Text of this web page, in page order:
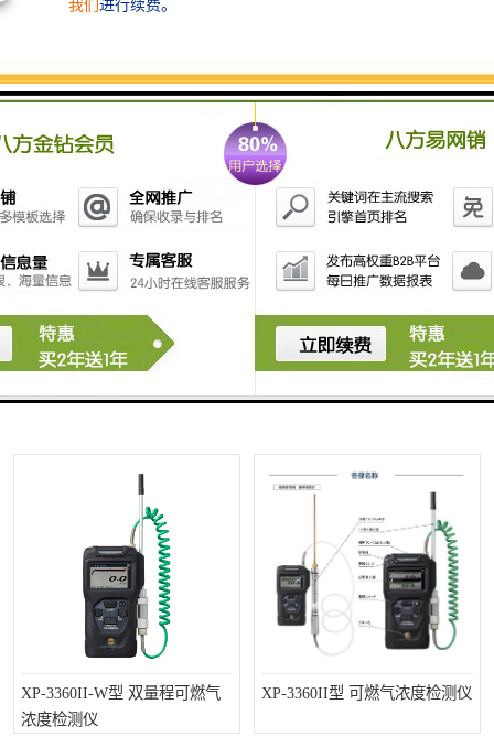
新宇宙便携式氧气浓度计XP-
新宇宙XP-3380II型 氧气浓度检
测仪
XP-3310II 新宇宙手持式可燃气
新宇宙XP-3340II 可燃气浓度检
XP-3360II-W型 双量程可燃气
浓度检测仪
XP-3360II型 可燃气浓度检测仪